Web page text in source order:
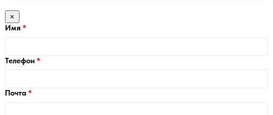
×
Имя
Телефон
Почта